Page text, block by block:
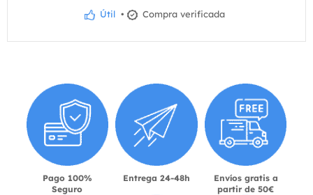
Útil • Compra verificada
Pago 100%
Seguro
Entrega 24-48h
Envíos gratis a
partir de 50€